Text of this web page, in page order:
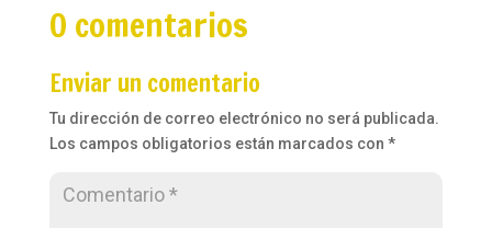
0 comentarios
Enviar un comentario
Tu dirección de correo electrónico no será publicada.
Los campos obligatorios están marcados con *